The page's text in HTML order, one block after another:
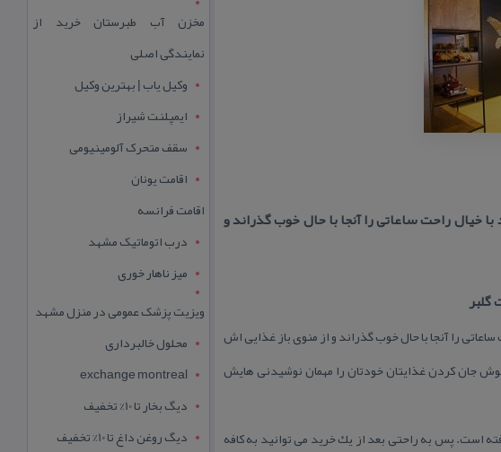
خیال راحت ساعاتی را آنجا با حال خوب گذراند و
را آنجا با حال خوب گذراند و از منوی باز غذایی اش
جان كردن غذایتان خودتان را مهمان نوشیدنی هایش
خرید قرار گرفته است. پس به راحتی بعد از یك خرید می توانید به كافه
مخزن آب طبرستان خرید از
نمایندگی اصلی
وکیل یاب | بهترین وکیل
ایمپلنت شیراز
سقف متحرک آلومینیومی
اقامت یونان
اقامت فرانسه
درب اتوماتیک مشهد
میز ناهار خوری
ویزیت پزشک عمومی در منزل مشهد
محلول خالبرداری
exchange montreal
دیگ بخار تا 10% تخفیف
دیگ روغن داغ تا 10% تخفیف